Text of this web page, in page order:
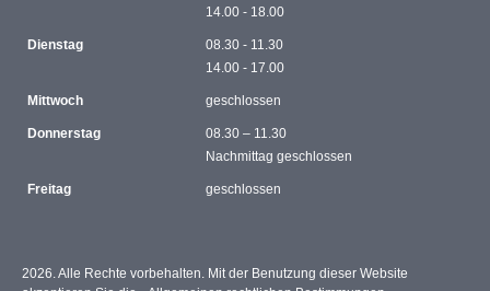
14.00 - 18.00
Dienstag
08.30 - 11.30
14.00 - 17.00
Mittwoch geschlossen
Donnerstag
08.30 – 11.30
Nachmittag geschlossen
Freitag geschlossen
2026. Alle Rechte vorbehalten. Mit der Benutzung dieser Website